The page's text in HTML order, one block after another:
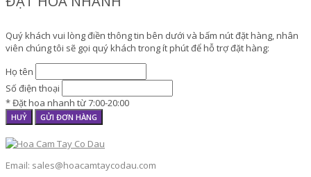
Quý khách vui lòng điền thông tin bên dưới và bấm nút đặt hàng, nhân
viên chúng tôi sẽ gọi quý khách trong ít phút để hỗ trợ đặt hàng:
Họ tên
Số điện thoại
* Đặt hoa nhanh từ 7:00-20:00
HUỶ GỬI ĐƠN HÀNG
Email: sales@hoacamtaycodau.com